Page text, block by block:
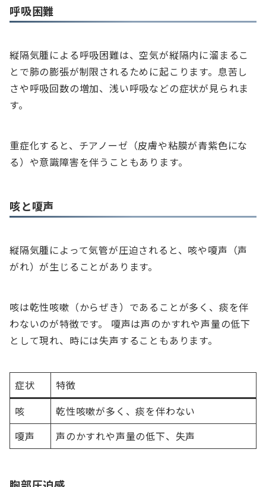
呼吸困難
縦隔気腫による呼吸困難は、空気が縦隔内に溜まるこ
とで肺の膨張が制限されるために起こります。息苦し
さや呼吸回数の増加、浅い呼吸などの症状が見られま
す。
重症化すると、チアノーゼ（皮膚や粘膜が青紫色にな
る）や意識障害を伴うこともあります。
咳と嗄声
縦隔気腫によって気管が圧迫されると、咳や嗄声（声
がれ）が生じることがあります。
咳は乾性咳嗽（からぜき）であることが多く、痰を伴
わないのが特徴です。 嗄声は声のかすれや声量の低下
として現れ、時には失声することもあります。
症状
特徴
咳
乾性咳嗽が多く、痰を伴わない
嗄声
声のかすれや声量の低下、失声